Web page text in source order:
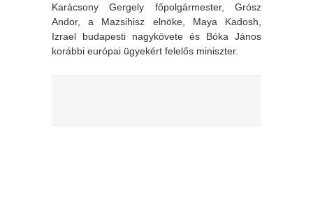
Karácsony Gergely főpolgármester, Grósz
Andor, a Mazsihisz elnöke, Maya Kadosh,
Izrael budapesti nagykövete és Bóka János
korábbi európai ügyekért felelős miniszter.